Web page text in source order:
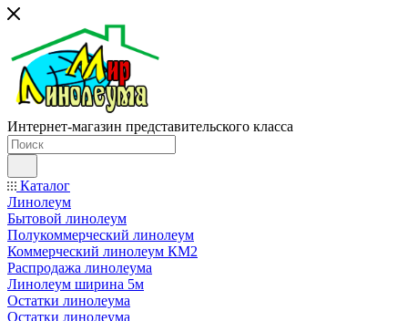
Интернет-магазин представительского класса
Каталог
Линолеум
Бытовой линолеум
Полукоммерческий линолеум
Коммерческий линолеум КМ2
Распродажа линолеума
Линолеум ширина 5м
Остатки линолеума
Остатки линолеума